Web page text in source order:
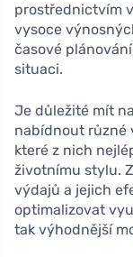
prostřednictvím
vysoce
časové
situaci.
Je důležité mít
nabídnout různé
které z nich
životnímu stylu.
výdajů a jejich
optimalizovat
tak výhodnější